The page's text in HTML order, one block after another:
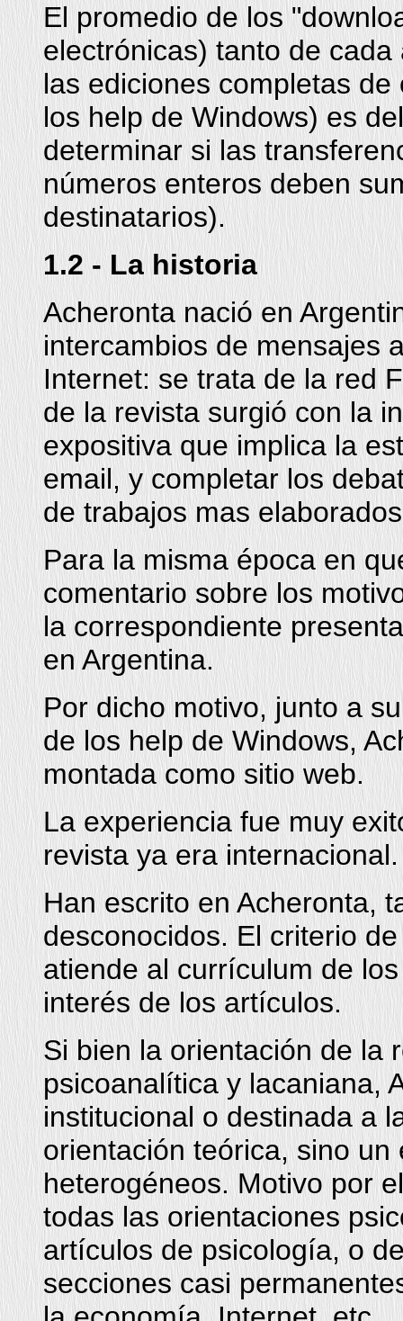
El promedio de los
electrónicas) tanto de
las ediciones completas
los help de Windows) es
determinar si las
números enteros deben
destinatarios).
1.2 - La historia
Acheronta nació en
intercambios de mensajes
Internet: se trata de la red
de la revista surgió con la
expositiva que implica la
email, y completar los
de trabajos mas
Para la misma época en
comentario sobre los
la correspondiente
en Argentina.
Por dicho motivo, junto a
de los help de Windows,
montada como sitio web.
La experiencia fue muy
revista ya era internacional.
Han escrito en Acheronta,
desconocidos. El criterio
atiende al currículum de
interés de los artículos.
Si bien la orientación de la
psicoanalítica y lacaniana,
institucional o destinada a
orientación teórica, sino
heterogéneos. Motivo por
todas las orientaciones
artículos de psicología, o
secciones casi